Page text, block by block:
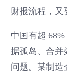
财报流程，又
中国有超
据孤岛、合并
问题。某制造